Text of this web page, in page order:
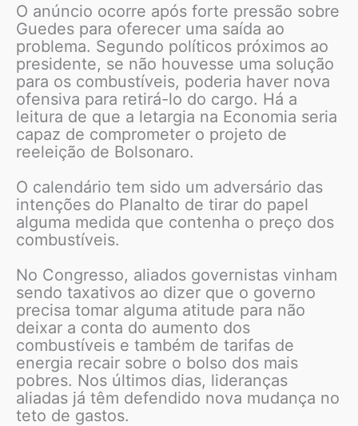
O anúncio ocorre após forte pressão sobre
Guedes para oferecer uma saída ao
problema. Segundo políticos próximos ao
presidente, se não houvesse uma solução
para os combustíveis, poderia haver nova
ofensiva para retirá-lo do cargo. Há a
leitura de que a letargia na Economia seria
capaz de comprometer o projeto de
reeleição de Bolsonaro.
O calendário tem sido um adversário das
intenções do Planalto de tirar do papel
alguma medida que contenha o preço dos
combustíveis.
No Congresso, aliados governistas vinham
sendo taxativos ao dizer que o governo
precisa tomar alguma atitude para não
deixar a conta do aumento dos
combustíveis e também de tarifas de
energia recair sobre o bolso dos mais
pobres. Nos últimos dias, lideranças
aliadas já têm defendido nova mudança no
teto de gastos.